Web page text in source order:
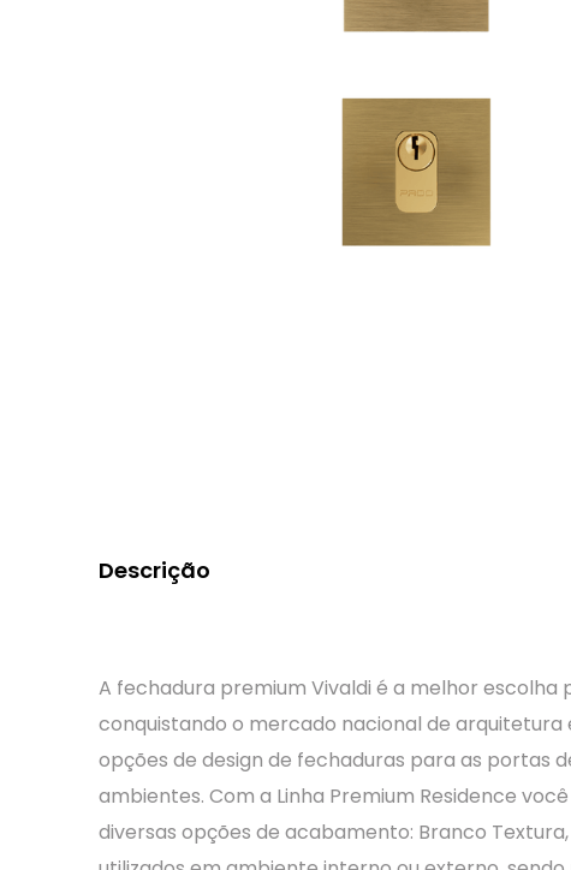
Descrição
A fechadura premium Vivaldi é a melhor
conquistando o mercado nacional de arquitetura
opções de design de fechaduras para as portas
ambientes. Com a Linha Premium Residence
diversas opções de acabamento: Branco